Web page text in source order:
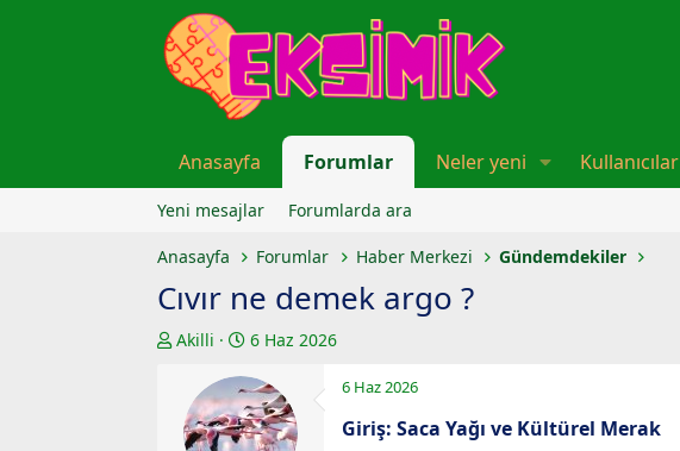
Anasayfa Forumlar Neler yeni Kullanıcılar
Yeni mesajlar Forumlarda ara
Anasayfa Forumlar Haber Merkezi Gündemdekiler
Cıvır ne demek argo ?
K
Akilli
B
ş
l
a
6 Haz 2026
6 Haz 2026
Giriş: Saca Yağı ve Kültürel Merak